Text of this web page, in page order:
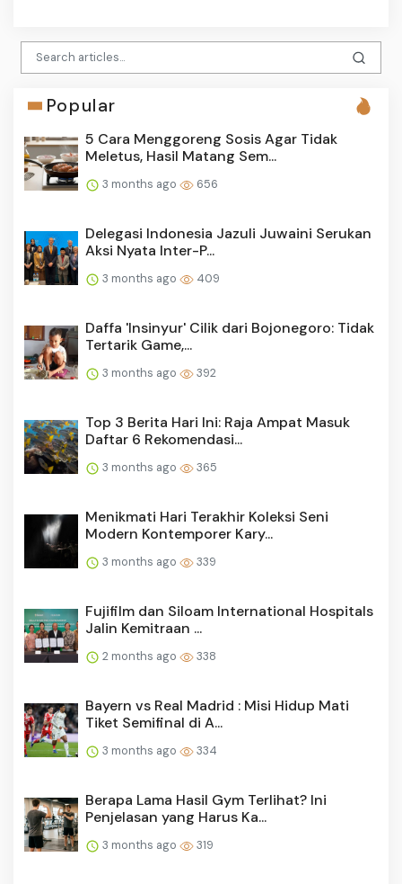
Popular
5 Cara Menggoreng Sosis Agar Tidak
Meletus, Hasil Matang Sem...
3 months ago 656
Delegasi Indonesia Jazuli Juwaini Serukan
Aksi Nyata Inter-P...
3 months ago 409
Daffa 'Insinyur' Cilik dari Bojonegoro: Tidak
Tertarik Game,...
3 months ago 392
Top 3 Berita Hari Ini: Raja Ampat Masuk
Daftar 6 Rekomendasi...
3 months ago 365
Menikmati Hari Terakhir Koleksi Seni
Modern Kontemporer Kary...
3 months ago 339
Fujifilm dan Siloam International Hospitals
Jalin Kemitraan ...
2 months ago 338
Bayern vs Real Madrid : Misi Hidup Mati
Tiket Semifinal di A...
3 months ago 334
Berapa Lama Hasil Gym Terlihat? Ini
Penjelasan yang Harus Ka...
3 months ago 319